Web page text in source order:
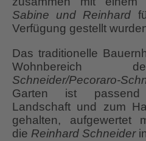
Sabine und Reinhard
Verfügung gestellt
Das traditionelle
Wohnbereich
Schneider/Pecoraro-
Garten ist passend
Landschaft und zum
gehalten, aufgewertet
die Reinhard Schneider